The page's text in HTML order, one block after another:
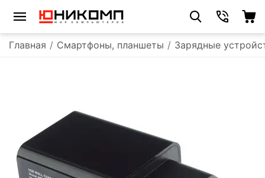
Главная / Смартфоны, планшеты / Зарядные